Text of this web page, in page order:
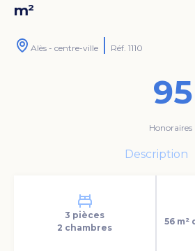
m²
Alès - centre-ville Réf. 1110
Honoraires
Description
3 pièces
2 chambres
56